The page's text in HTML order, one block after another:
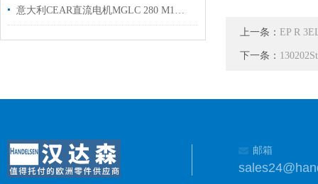
意大利CEAR直流电机MGLC 280 M1可以提供选型和安装指导
上一条： EP R
下一条：
邮箱